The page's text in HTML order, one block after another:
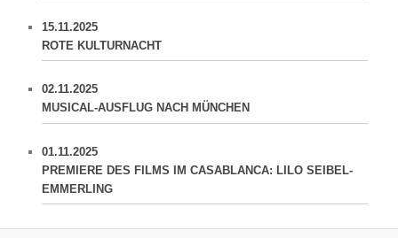
15.11.2025
ROTE KULTURNACHT
02.11.2025
MUSICAL-AUSFLUG NACH MÜNCHEN
01.11.2025
PREMIERE DES FILMS IM CASABLANCA: LILO SEIBEL-
EMMERLING